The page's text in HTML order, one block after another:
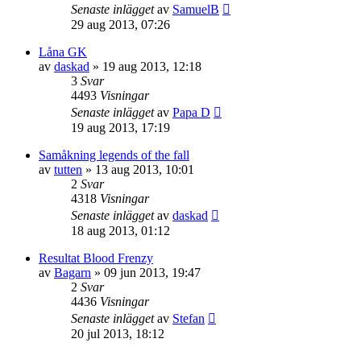
Senaste inläggetav SamuelB
29 aug 2013, 07:26
Låna GK
av daskad » 19 aug 2013, 12:18
3 Svar
4493 Visningar
Senaste inläggetav Papa D
19 aug 2013, 17:19
Samåkning legends of the fall
av tutten » 13 aug 2013, 10:01
2 Svar
4318 Visningar
Senaste inläggetav daskad
18 aug 2013, 01:12
Resultat Blood Frenzy
av Bagarn » 09 jun 2013, 19:47
2 Svar
4436 Visningar
Senaste inläggetav Stefan
20 jul 2013, 18:12